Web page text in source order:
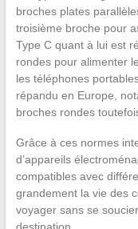
broches plates
troisième broche pour
Type C quant à lui est
rondes pour alimenter
les téléphones
répandu en Europe,
broches rondes
Grâce à ces normes
d’appareils
compatibles avec
grandement la vie des
voyager sans se